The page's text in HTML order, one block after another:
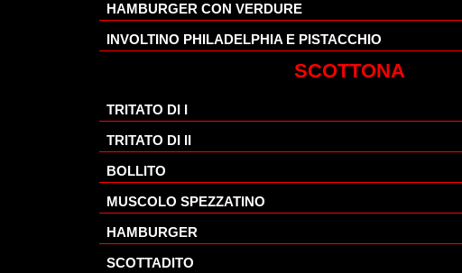
HAMBURGER CON VERDURE
INVOLTINO PHILADELPHIA E PISTACCHIO
SCOTTONA
TRITATO DI I
TRITATO DI II
BOLLITO
MUSCOLO SPEZZATINO
HAMBURGER
SCOTTADITO